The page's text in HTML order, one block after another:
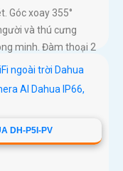
Góc xoay 355°
và thú cưng
minh. Đàm thoại 2
DH-P5I-PV